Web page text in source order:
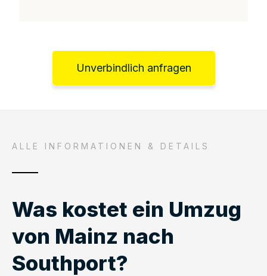
Unverbindlich anfragen
ALLE INFORMATIONEN & DETAILS
Was kostet ein Umzug
von Mainz nach
Southport?